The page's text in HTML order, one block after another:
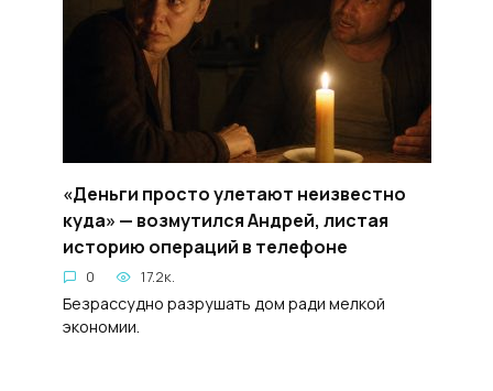
«Деньги просто улетают неизвестно
куда» — возмутился Андрей, листая
историю операций в телефоне
0 17.2к.
Безрассудно разрушать дом ради мелкой
экономии.